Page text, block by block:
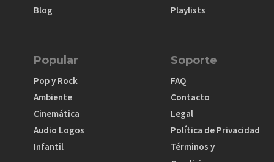
Blog
Playlists
Popular
Pop y Rock
Ambiente
Cinemática
Audio Logos
Infantil
Soporte
FAQ
Contacto
Legal
Política de Privacidad
Términos y